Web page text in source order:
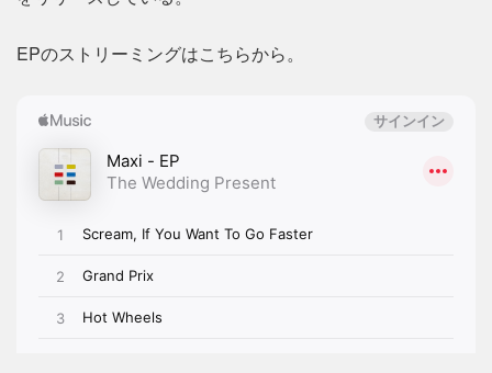
EPのストリーミングはこちらから。